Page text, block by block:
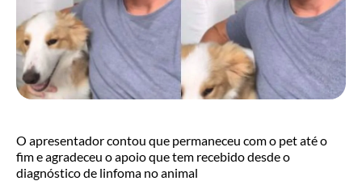
O apresentador contou que permaneceu com o pet até o
fim e agradeceu o apoio que tem recebido desde o
diagnóstico de linfoma no animal